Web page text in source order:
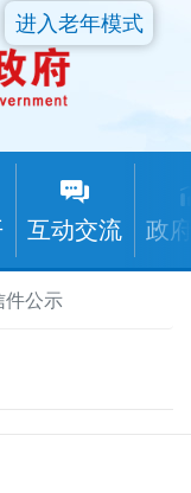
互动交流 政
进入老年模式
件公示